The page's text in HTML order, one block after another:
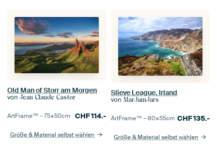
Old Man of Storr am Morgen
von Jean Claude Castor
ArtFrame™ –75×50cm CHF114.-
Größe & Material selbst wählen
Slieve League, Irland
von MarJamJars
ArtFrame™ –80×55cm CHF135.-
Größe & Material selbst wählen